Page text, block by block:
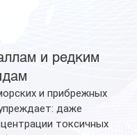
и редким
и прибрежных
даже
токсичных